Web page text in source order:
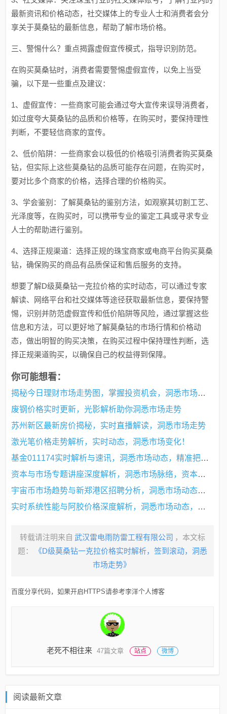
最新资讯和价格动态，社交媒体上的专业人士和消费者会分
享关于莫桑钻的最新信息，帮助了解市场价格。
三、警惕什么？重点揭露虚假宣传模式，指导识别防范。
在购买莫桑钻时，消费者需要警惕虚假宣传，以免上当受
骗，以下是一些重点及建议：
1、虚假宣传：一些商家可能会通过夸大宣传来误导消费者，
如过度夸大莫桑钻的品质和价格等，在购买时，要保持理性
判断，不要轻信商家的宣传。
2、低价陷阱：一些商家会以极低的价格吸引消费者购买莫桑
钻，但实际上这些莫桑钻的品质可能存在问题，在购买时，
要对比多个商家的价格，选择合理的价格购买。
3、学会鉴别：了解莫桑钻的鉴别方法，如观察其切割工艺、
光泽度等，在购买时，可以携带专业的鉴定工具或寻求专业
人士的帮助进行鉴别。
4、选择正规渠道：选择正规的珠宝商家或电商平台购买莫桑
钻，确保购买的商品有品质保证和售后服务的支持。
想要了解D级莫桑钻一克拉价格的实时动态，可以通过专家
解读、网络平台和社交媒体等途径获取最新信息，要保持警
惕，识别并防范虚假宣传和低价陷阱等风险，通过掌握这些
信息和方法，可以更好地了解莫桑钻的市场行情和价格动
态，做出明智的购买决策，在购买过程中保持理性判断，选
择正规渠道购买，以确保自己的权益得到保障。
你可能想看：
揭秘今日理财市场走势图，掌握投资机会，洞悉市场最新动态！
废钢价格实时更新，光影解析助你洞悉市场走势
苏州新区最新房价揭秘，实时直播解读，洞悉市场走势
激光笔价格走势解析，实时动态，洞悉市场变化！
基金011174实时解析与速讯，洞悉市场动态，精准把握投资机会
资本与市场专题讲座深度解析，洞悉市场脉络，资本运营策略新领悟
宇宙币市场趋势与新郑港区招聘分析，洞悉市场动态与招聘趋势的双重观察
实时系统性能与阿胶价格深度解析，洞悉市场动态，助你精准识别优质产品
转载请注明来自 武汉雷电雨防雷工程有限公司 ，本文标
题：
《D级莫桑钻一克拉价格实时解析，签到滚动，洞悉
市场走势》
百度分享代码，如果开启HTTPS请参考李洋个人博客
老死不相往来 47篇文章 站点 微博
阅读最新文章